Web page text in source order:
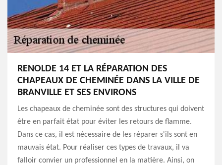
RENOLDE 14 ET LA RÉPARATION DES
CHAPEAUX DE CHEMINÉE DANS LA VILLE DE
BRANVILLE ET SES ENVIRONS
Les chapeaux de cheminée sont des structures qui doivent
être en parfait état pour éviter les retours de flamme.
Dans ce cas, il est nécessaire de les réparer s'ils sont en
mauvais état. Pour réaliser ces types de travaux, il va
falloir convier un professionnel en la matière. Ainsi, on